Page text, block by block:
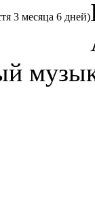
3 месяца 6 дней)